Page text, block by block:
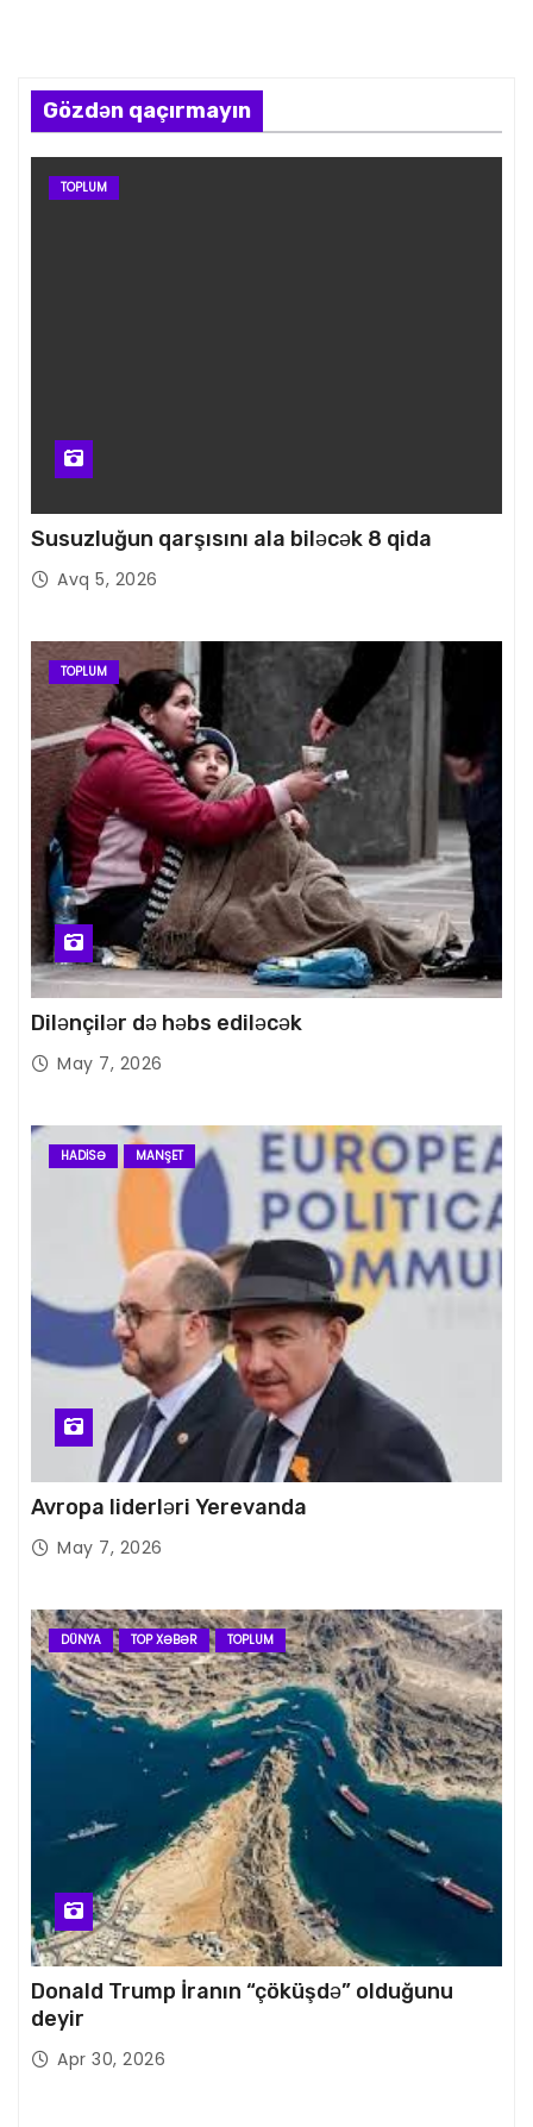
Gözdən qaçırmayın
TOPLUM
Susuzluğun qarşısını ala biləcək 8 qida
Avq 5, 2026
TOPLUM
Dilənçilər də həbs ediləcək
May 7, 2026
HADISƏ MANŞET
Avropa liderləri Yerevanda
May 7, 2026
DÜNYA TOP XƏBƏR TOPLUM
Donald Trump İranın “çöküşdə” olduğunu
deyir
Apr 30, 2026